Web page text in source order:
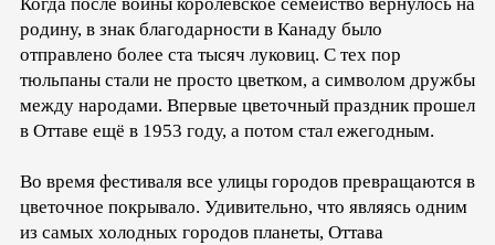
родину, в знак благодарности в Канаду было
отправлено более ста тысяч луковиц. С тех пор
тюльпаны стали не просто цветком, а символом дружбы
между народами. Впервые цветочный праздник прошел
в Оттаве ещё в 1953 году, а потом стал ежегодным.
Во время фестиваля все улицы городов превращаются в
цветочное покрывало. Удивительно, что являясь одним
из самых холодных городов планеты, Оттава